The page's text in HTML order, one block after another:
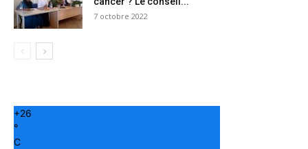
7 octobre 2022
+26
°
C